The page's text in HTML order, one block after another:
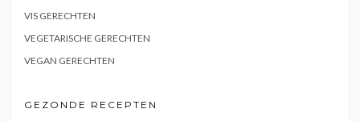
VIS GERECHTEN
VEGETARISCHE GERECHTEN
VEGAN GERECHTEN
GEZONDE RECEPTEN